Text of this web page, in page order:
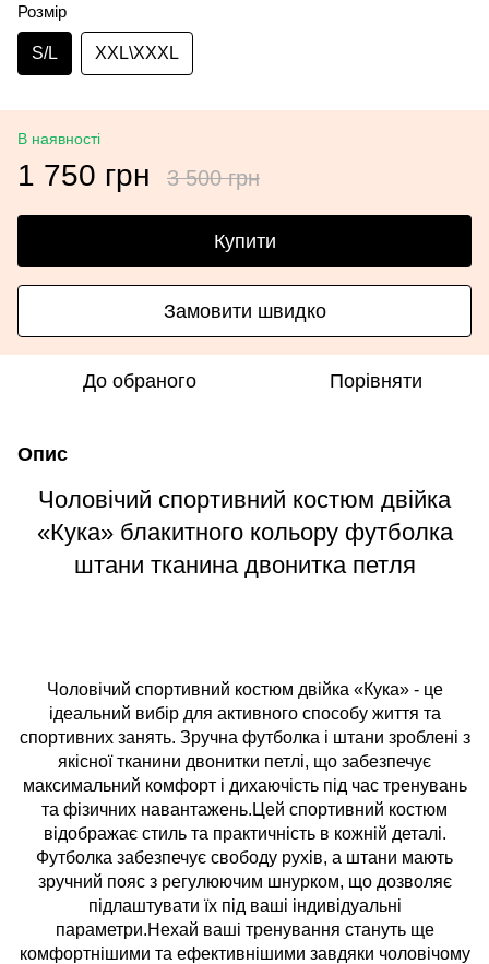
Розмір
S/L ХХL\XXXL
В наявності
1 750 грн 3 500 грн
Купити
Замовити швидко
До обраного Порівняти
Опис
Чоловічий спортивний костюм двійка
«Кука» блакитного кольору футболка
штани тканина двонитка петля
Чоловічий спортивний костюм двійка «Кука» - це
ідеальний вибір для активного способу життя та
спортивних занять. Зручна футболка і штани зроблені з
якісної тканини двонитки петлі, що забезпечує
максимальний комфорт і дихаючість під час тренувань
та фізичних навантажень.Цей спортивний костюм
відображає стиль та практичність в кожній деталі.
Футболка забезпечує свободу рухів, а штани мають
зручний пояс з регулюючим шнурком, що дозволяє
підлаштувати їх під ваші індивідуальні
параметри.Нехай ваші тренування стануть ще
комфортнішими та ефективнішими завдяки чоловічому